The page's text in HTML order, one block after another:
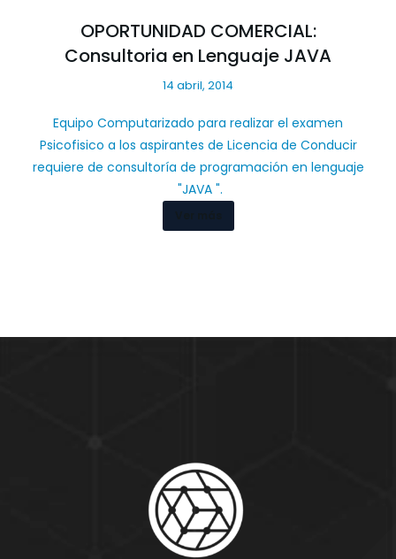
OPORTUNIDAD COMERCIAL:
Consultoria en Lenguaje JAVA
14 abril, 2014
Equipo Computarizado para realizar el examen
Psicofisico a los aspirantes de Licencia de Conducir
requiere de consultoría de programación en lenguaje
"JAVA ".